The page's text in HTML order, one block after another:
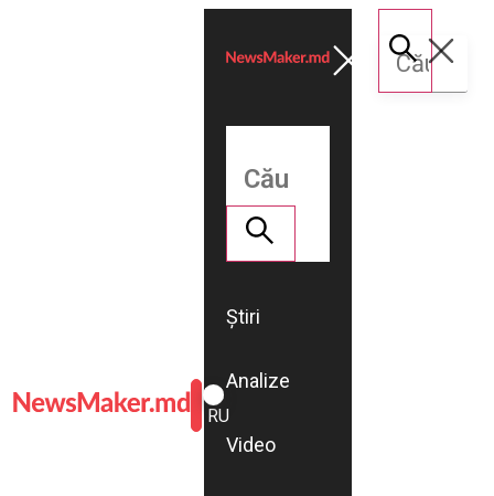
ROMÂNĂ
RU
Știri
Analize
Video